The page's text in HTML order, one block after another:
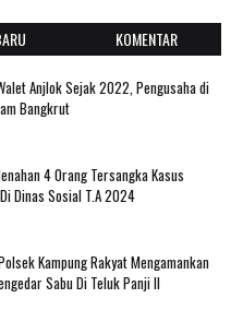
KOMENTAR
Anjlok Sejak 2022, Pengusaha di
Bangkrut
4 Orang Tersangka Kasus
Dinas Sosial T.A 2024
Kampung Rakyat Mengamankan
Sabu Di Teluk Panji II